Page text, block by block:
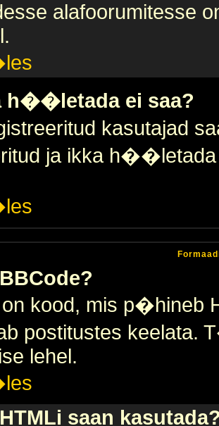
alafoorumitesse
h��letada ei saa?
kasutajad
ja ikka h��letada
kood, mis p�hineb
postitustes keelata.
lehel.
saan